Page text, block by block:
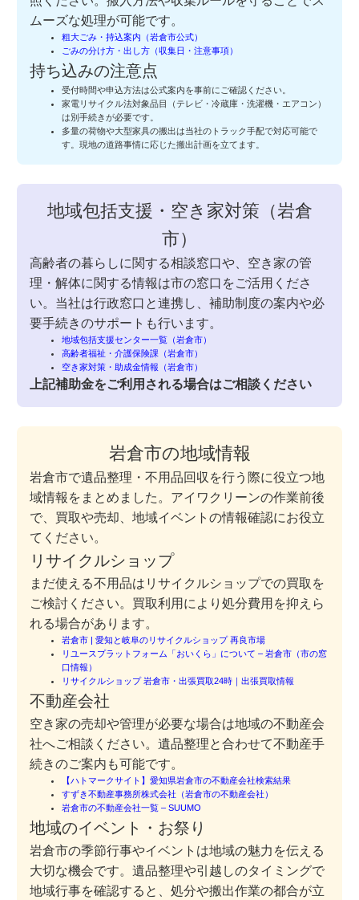
ムーズな処理が可能です。
粗大ごみ・持込案内（岩倉市公式）
ごみの分け方・出し方（収集日・注意事項）
持ち込みの注意点
受付時間や申込方法は公式案内を事前にご確認ください。
家電リサイクル法対象品目（テレビ・冷蔵庫・洗濯機・エアコン）
は別手続きが必要です。
多量の荷物や大型家具の搬出は当社のトラック手配で対応可能で
す。現地の道路事情に応じた搬出計画を立てます。
地域包括支援・空き家対策（岩倉
市）
高齢者の暮らしに関する相談窓口や、空き家の管
理・解体に関する情報は市の窓口をご活用くださ
い。当社は行政窓口と連携し、補助制度の案内や必
要手続きのサポートも行います。
地域包括支援センター一覧（岩倉市）
高齢者福祉・介護保険課（岩倉市）
空き家対策・助成金情報（岩倉市）
上記補助金をご利用される場合はご相談ください
岩倉市の地域情報
岩倉市で遺品整理・不用品回収を行う際に役立つ地
域情報をまとめました。アイワクリーンの作業前後
で、買取や売却、地域イベントの情報確認にお役立
てください。
リサイクルショップ
まだ使える不用品はリサイクルショップでの買取を
ご検討ください。買取利用により処分費用を抑えら
れる場合があります。
岩倉市 | 愛知と岐阜のリサイクルショップ 再良市場
リユースプラットフォーム「おいくら」について – 岩倉市（市の窓
口情報）
リサイクルショップ 岩倉市・出張買取24時｜出張買取情報
不動産会社
空き家の売却や管理が必要な場合は地域の不動産会
社へご相談ください。遺品整理と合わせて不動産手
続きのご案内も可能です。
【ハトマークサイト】愛知県岩倉市の不動産会社検索結果
すずき不動産事務所株式会社（岩倉市の不動産会社）
岩倉市の不動産会社一覧 – SUUMO
地域のイベント・お祭り
岩倉市の季節行事やイベントは地域の魅力を伝える
大切な機会です。遺品整理や引越しのタイミングで
地域行事を確認すると、処分や搬出作業の都合が立